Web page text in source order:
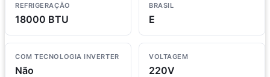
REFRIGERAÇÃO
18000 BTU
BRASIL
E
COM TECNOLOGIA INVERTER
Não
VOLTAGEM
220V